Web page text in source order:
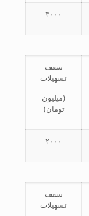
۳۰۰۰
سقف
تسهیلات
(میلیون
تومان)
۲۰۰۰
سقف
تسهیلات